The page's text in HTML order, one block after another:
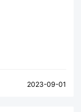
2023-09-01